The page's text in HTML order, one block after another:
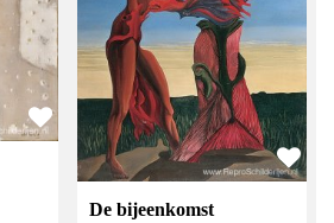
De bijeenkomst